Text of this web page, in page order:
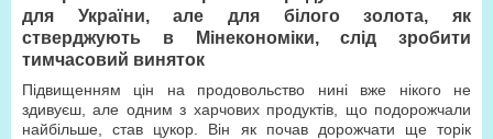
для України, але для білого золота, як
стверджують в Мінекономіки, слід зробити
тимчасовий виняток
Підвищенням цін на продовольство нині вже нікого не
здивуєш, але одним з харчових продуктів, що подорожчали
найбільше, став цукор. Він як почав дорожчати ще торік